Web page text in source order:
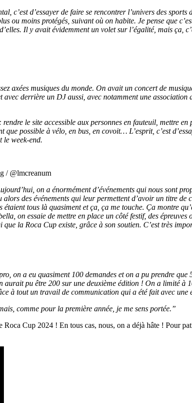
c’est d’essayer de faire se rencontrer l’univers des
ou moins protégés, suivant où on habite. Je pense que
Il y avait évidemment un volet sur l’égalité, mais ça,
axées musiques du monde. On avait un concert de
derrière un DJ aussi, avec notamment une
le site accessible aux personnes en fauteuil, mettre
possible à vélo, en bus, en covoit… L’esprit, c’est
le week-end.
/ @lmcreanum
on a énormément d’événements qui nous sont
des événements qui leur permettent d’avoir un titre
tous là quasiment et ça, ça me touche. Ça montre
on essaie de mettre en place un côté festif, des
la Roca Cup existe, grâce à son soutien. C’est très
on a eu quasiment 100 demandes et on a pu prendre
pu être 200 sur une deuxième édition ! On a limité à
à tout un travail de communication qui a été fait avec une
comme pour la première année, je me sens portée.”
Cup 2024 ! En tous cas, nous, on a déjà hâte ! Pour